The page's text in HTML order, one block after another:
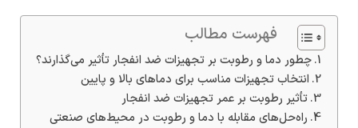
فهرست مطالب
چطور دما و رطوبت بر تجهیزات ضد انفجار تأثیر می‌گذارند؟
انتخاب تجهیزات مناسب برای دماهای بالا و پایین
تأثیر رطوبت بر عمر تجهیزات ضد انفجار
راه‌حل‌های مقابله با دما و رطوبت در محیط‌های صنعتی